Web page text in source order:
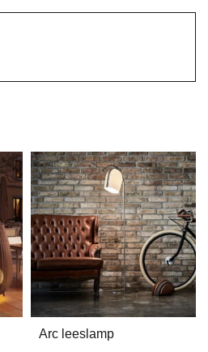
Arc leeslamp